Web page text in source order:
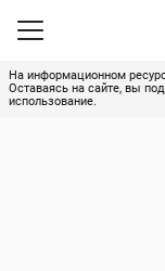
На информационном
Оставаясь на сайте, вы
использование.